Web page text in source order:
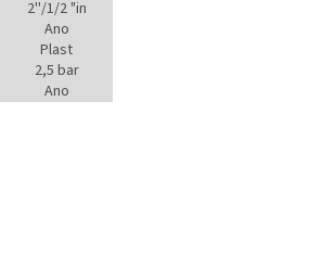
2''/1/2 "in
Ano
Plast
2,5 bar
Ano